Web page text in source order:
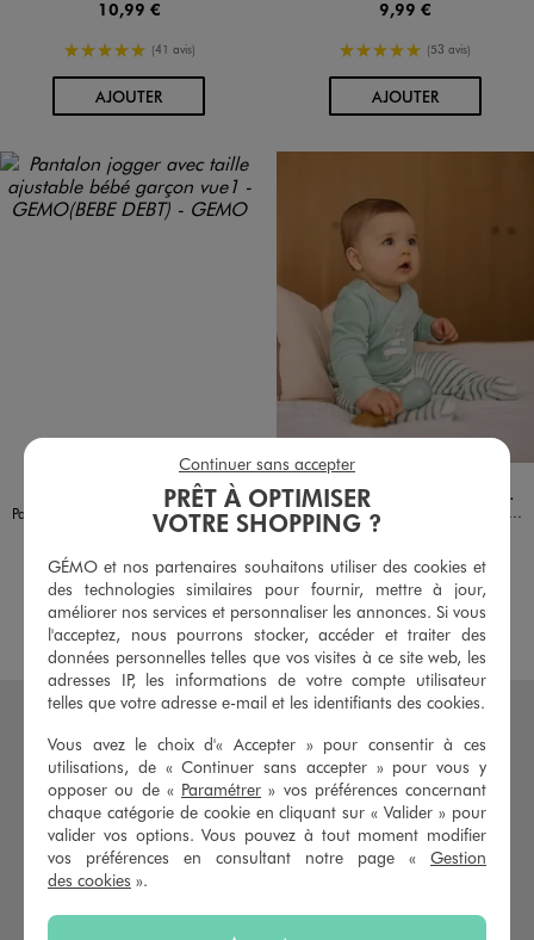
10,99 €
5/5 de moyenne
(41 avis)
AJOUTERAU PANIER
9,99 €
5/5 de moyenne
(53 avis)
AJOUTERAU PANIER
Disponible en 6 coloris
Pantalon jogger avec taille ajustable bébé garçon
4.5/5 de moyenne
(46 avis)
AJOUTERAU PANIER
Disponible en 1 coloris LULU CASTAGNETTE G4G D
Pyjama 2 pièces en velours bébé garçon - LuluCastagnette
16,99 €
5/5 de moyenne
(20 avis)
AJOUTERAU PANIER
PRÊT À OPTIMISER
VOTRE SHOPPING ?
GÉMO et nos partenaires souhaitons utiliser des cookies et
des technologies similaires pour fournir, mettre à jour,
améliorer nos services et personnaliser les annonces. Si vous
l'acceptez, nous pourrons stocker, accéder et traiter des
données personnelles telles que vos visites à ce site web, les
adresses IP, les informations de votre compte utilisateur
telles que votre adresse e-mail et les identifiants des cookies.
Vous avez le choix d'« Accepter » pour consentir à ces
utilisations, de « Continuer sans accepter » pour vous y
opposer ou de « Paramétrer » vos préférences concernant
chaque catégorie de cookie en cliquant sur « Valider » pour
valider vos options. Vous pouvez à tout moment modifier
vos préférences en consultant notre page « Gestion
des cookies ».
Continuer sans accepter